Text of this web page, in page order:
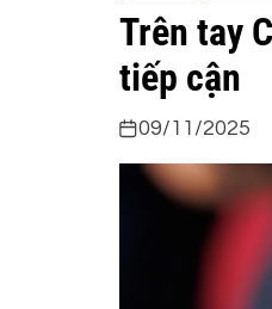
Trên tay
tiếp cận
09/11/2025